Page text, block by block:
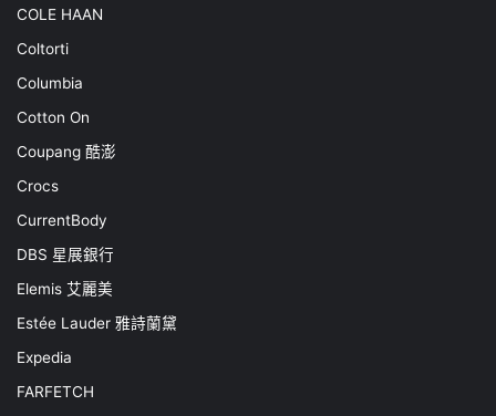
COLE HAAN
Coltorti
Columbia
Cotton On
Coupang 酷澎
Crocs
CurrentBody
DBS 星展銀行
Elemis 艾麗美
Estée Lauder 雅詩蘭黛
Expedia
FARFETCH